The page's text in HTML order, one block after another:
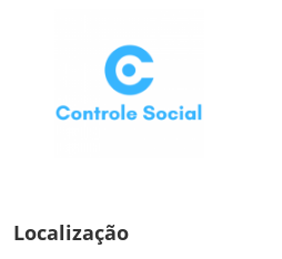
Localização